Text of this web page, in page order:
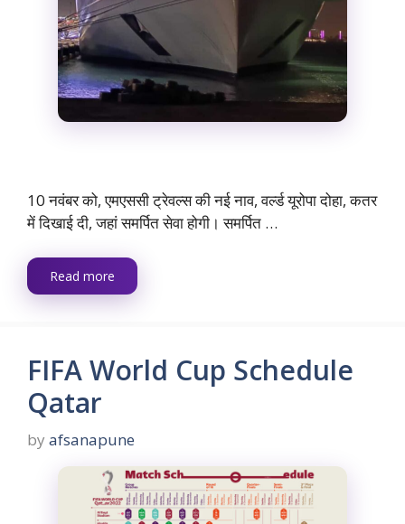
10 नवंबर को, एमएससी ट्रेवल्स की नई नाव, वर्ल्ड यूरोपा दोहा, कतर
में दिखाई दी, जहां समर्पित सेवा होगी। समर्पित …
Read more
FIFA World Cup Schedule
Qatar
by afsanapune